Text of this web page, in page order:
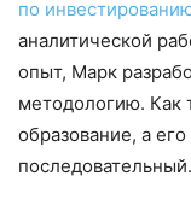
по
аналитической
опыт, Марк
методологию. Как
образование, а
последовательный.